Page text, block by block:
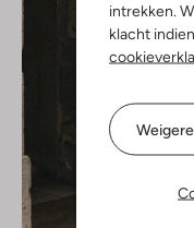
intrekken.
klacht